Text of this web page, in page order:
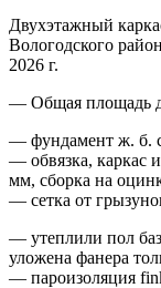
Двухэтажный
Вологодского
2026 г.
— Общая площадь
— фундамент ж. б.
— обвязка, каркас
мм, сборка на
— сетка от
— утеплили пол
уложена фанера
— пароизоляция